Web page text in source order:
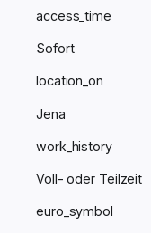
access_time
Sofort
location_on
Jena
work_history
Voll- oder Teilzeit
euro_symbol